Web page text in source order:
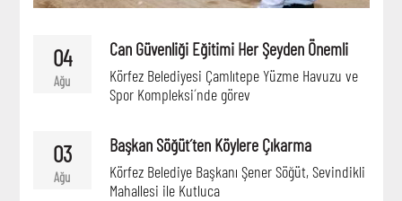
04
Ağu
Can Güvenliği Eğitimi Her Şeyden Önemli
Körfez Belediyesi Çamlıtepe Yüzme Havuzu ve
Spor Kompleksi´nde görev
03
Ağu
Başkan Söğüt´ten Köylere Çıkarma
Körfez Belediye Başkanı Şener Söğüt, Sevindikli
Mahallesi ile Kutluca